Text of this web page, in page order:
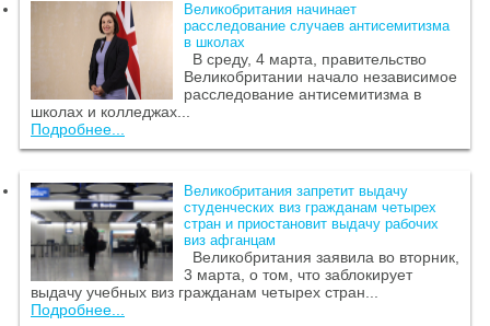
Великобритания начинает
расследование случаев антисемитизма
в школах
В среду, 4 марта, правительство
Великобритании начало независимое
расследование антисемитизма в
школах и колледжах...
Подробнее...
Великобритания запретит выдачу
студенческих виз гражданам четырех
стран и приостановит выдачу рабочих
виз афганцам
Великобритания заявила во вторник,
3 марта, о том, что заблокирует
выдачу учебных виз гражданам четырех стран...
Подробнее...